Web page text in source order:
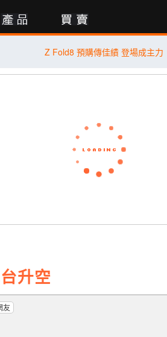
Z Fold8 預購傳佳績 登場成主力
升空
友